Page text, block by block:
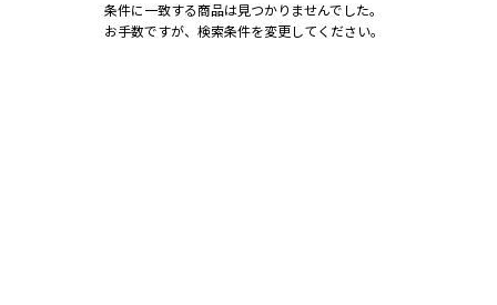
条件に一致する商品は見つかりませんでした。
お手数ですが、検索条件を変更してください。